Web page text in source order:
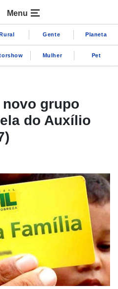
Menu
Gente Planeta
Mulher Pet
grupo
do Auxílio